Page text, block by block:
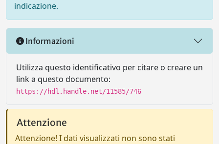
indicazione.
Informazioni
Utilizza questo identificativo per citare o creare un
link a questo documento:
https://hdl.handle.net/11585/746
Attenzione
Attenzione! I dati visualizzati non sono stati